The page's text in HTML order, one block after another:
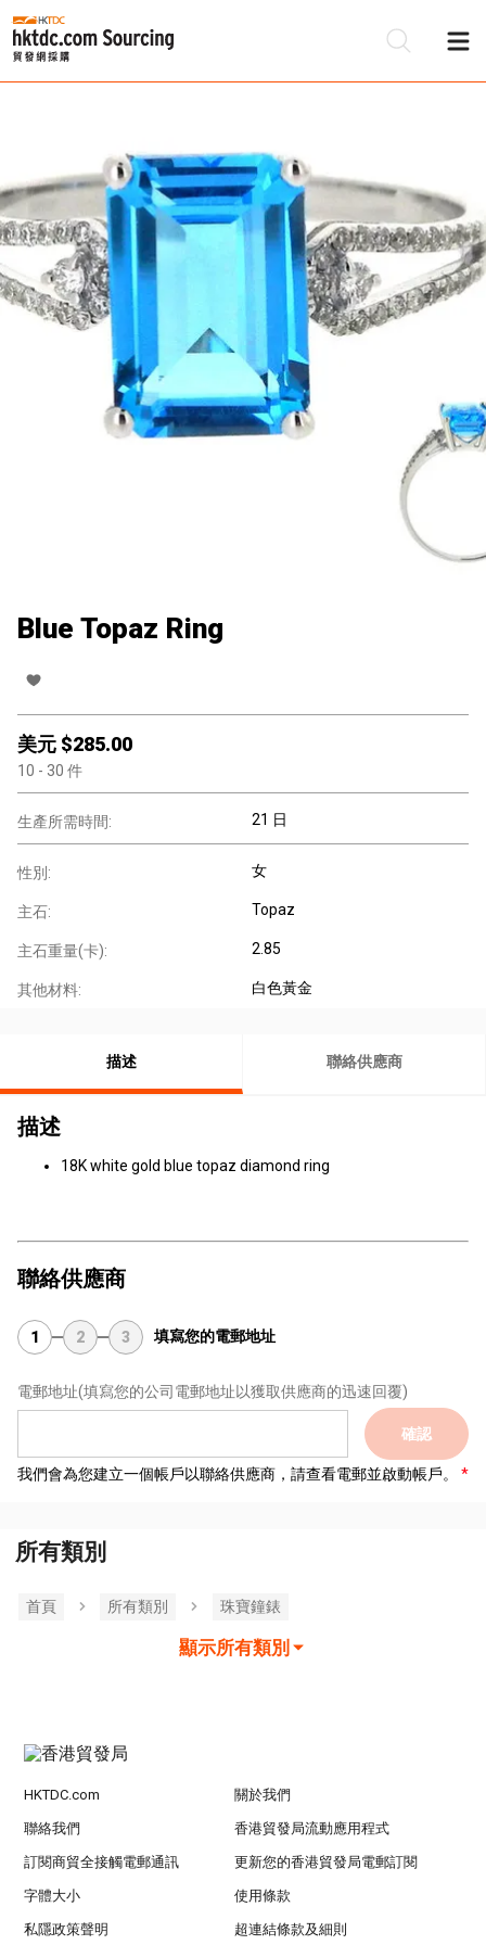
Blue Topaz Ring
美元 $285.00
10 - 30 件
生產所需時間: 21 日
性別: 女
主石: Topaz
主石重量(卡): 2.85
其他材料: 白色黃金
描述 聯絡供應商
描述
18K white gold blue topaz diamond ring
聯絡供應商
1 2 3 填寫您的電郵地址
電郵地址(填寫您的公司電郵地址以獲取供應商的迅速回覆)
確認
我們會為您建立一個帳戶以聯絡供應商，請查看電郵並啟動帳戶。
所有類別
首頁 所有類別 珠寶鐘錶
顯示所有類別
HKTDC.com 關於我們
聯絡我們 香港貿發局流動應用程式
訂閱商貿全接觸電郵通訊 更新您的香港貿發局電郵訂閱
字體大小 使用條款
私隱政策聲明 超連結條款及細則